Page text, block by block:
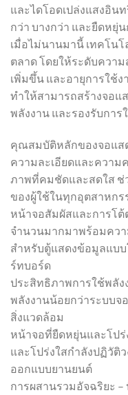
และไดโอดเปล่งแสงอิน
กว่า บางกว่า และยืดหยุ่น
เมื่อไม่นานมานี้ เทคโนโ
ตลาด โดยให้ระดับควา
เพิ่มขึ้น และอายุการใช้
ทำให้สามารถสร้างจอแ
พลังงาน และรองรับกา
คุณสมบัติหลักของจอแส
ความละเอียดและความ
ภาพที่คมชัดและสดใส ช่
ของผู้ใช้ในทุกอุตสาหกร
หน้าจอสัมผัสและการโ
จำนวนมากมาพร้อมคว
สำหรับตู้แสดงข้อมูลแบ
ร์ทบอร์ด
ประสิทธิภาพการใช้พลัง
พลังงานน้อยกว่าระบบจ
สิ่งแวดล้อม
หน้าจอที่ยืดหยุ่นและโป
และโปร่งใสกำลังปฏิวัติ
ออกแบบยานยนต์
การผสานรวมอัจฉริยะ